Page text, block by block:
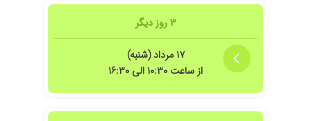
۳ روز دیگر
۱۷ مرداد (شنبه)
از ساعت ۱۰:۳۰ الی ۱۶:۳۰